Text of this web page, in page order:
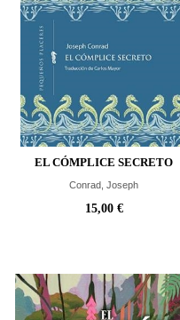
EL CÓMPLICE SECRETO
Conrad, Joseph
15,00 €